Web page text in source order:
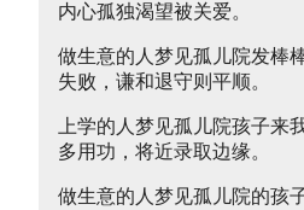
内心孤独渴望被关爱。
做生意的人梦见孤儿院发棒
失败，谦和退守则平顺。
上学的人梦见孤儿院孩子来
多用功，将近录取边缘。
做生意的人梦见孤儿院的孩